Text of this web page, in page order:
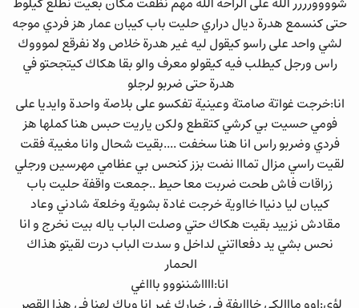
حتى كنسمع هدرة ديال دراري حليت باب كيبان عمار هز فردي موجه
لشي واحد على راسو كيقول ليه غير هدرة خلاص ولا نفرقع لموووك
راس ورجل كيطلب فيه كيقولو معرف والو بقا هكاك كيتجحتو في
هدرة حتى ضربو لرجلو
انا:خرجت غواتة صامتة وعينية تفكسو على بلاصة واحدة وايديا على
فومي حسيت بي كرشي كتقطع ولكن ياريت حبس هنا كملها هز
فردي وضربو راس انا هنا سخفت ....بقيت شحال وانا مغيبة فقت
لقيت راسي مزال تمااا نضت بزز كنحس بي عظامي مهرسين ورجلي
زراقات فاش طحت ضربت معا حيط ..جمعت واقفة حليت باب
كيبان ليا دنياا خااوية خرجت غادة بشوية وخلعة شادني وعاد
مقادش نزييد بقيت هكاك حتي وصلت الباب ياله بيت نخرج و انا
نحس بشي يد دفعااتني لداخل و سدت الباب درت لقيتو هذاك
الحمار
انا:ااااشننووو باااغي